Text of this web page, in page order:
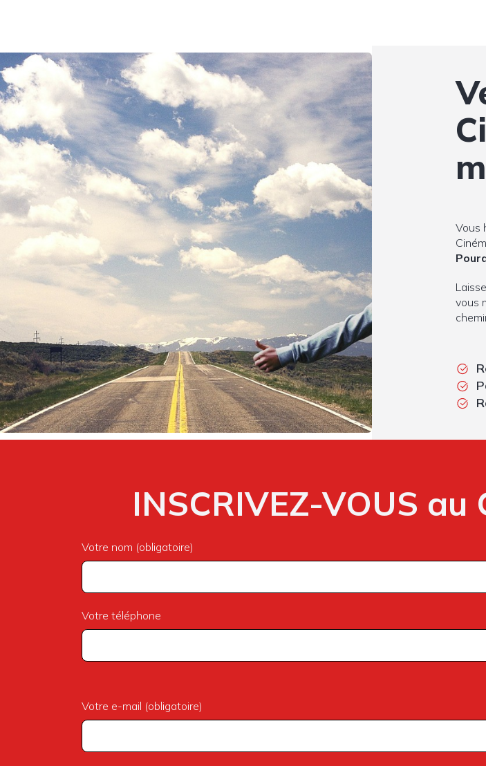
Vous
vous
INSCRIVEZ-VOUS
Votre nom (obligatoire)
Votre téléphone
Votre e-mail (obligatoire)